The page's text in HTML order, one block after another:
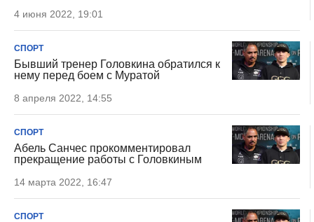
4 июня 2022, 19:01
СПОРТ
Бывший тренер Головкина обратился к
нему перед боем с Муратой
8 апреля 2022, 14:55
СПОРТ
Абель Санчес прокомментировал
прекращение работы с Головкиным
14 марта 2022, 16:47
СПОРТ